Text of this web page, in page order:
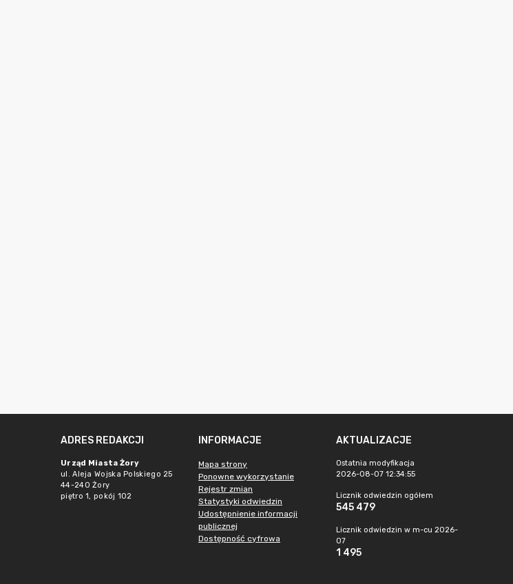
ADRES REDAKCJI
Urząd Miasta Żory
ul. Aleja Wojska Polskiego 25
44-240 Żory
piętro 1, pokój 102
INFORMACJE
Mapa strony
Ponowne wykorzystanie
Rejestr zmian
Statystyki odwiedzin
Udostępnienie informacji
publicznej
Dostępność cyfrowa
AKTUALIZACJE
Ostatnia modyfikacja
2026-08-07 12:34:55
Licznik odwiedzin ogółem
545 479
Licznik odwiedzin w m-cu 2026-
07
1 495